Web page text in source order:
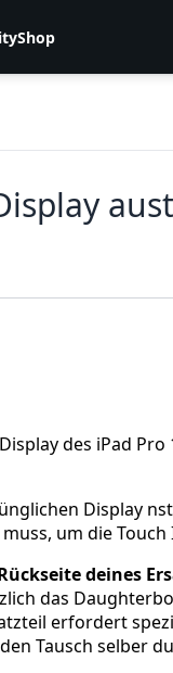
Shop
des iPad
Display
um die
deines
das
erfordert
Tausch selber